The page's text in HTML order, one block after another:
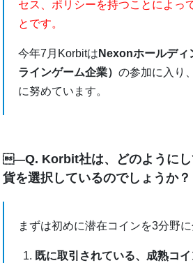
セス、ポリシーを持つことによっ
とです。
今年7月Korbitは Nexonホールディ
ラインゲーム企業）の参加に入り
に努めています。
―Q. Korbit社は、どのように
貨を選択しているのでしょうか？
まずは初めに潜在コインを3分野に
既に取引されている、成熟コイ